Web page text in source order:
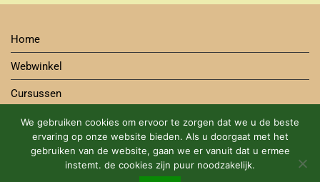
Home
Webwinkel
Cursussen
Contact
Bestelwijze
Algemene Voorwaarden Cursus en Webshop
We gebruiken cookies om ervoor te zorgen dat we u de beste
ervaring op onze website bieden. Als u doorgaat met het
gebruiken van de website, gaan we er vanuit dat u ermee
instemt. de cookies zijn puur noodzakelijk.